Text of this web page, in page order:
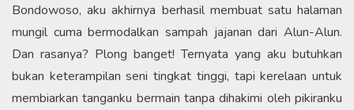
Bondowoso, aku akhirnya berhasil membuat satu halaman
mungil cuma bermodalkan sampah jajanan dari Alun-Alun.
Dan rasanya? Plong banget! Ternyata yang aku butuhkan
bukan keterampilan seni tingkat tinggi, tapi kerelaan untuk
membiarkan tanganku bermain tanpa dihakimi oleh pikiranku